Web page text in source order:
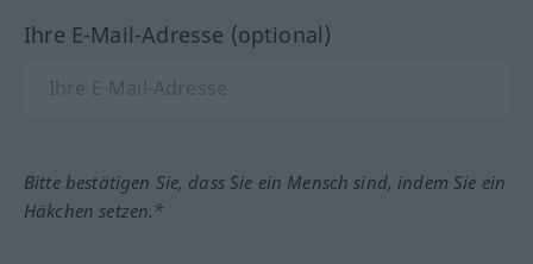
Ihre E-Mail-Adresse (optional)
Bitte bestätigen Sie, dass Sie ein Mensch sind, indem Sie ein
Häkchen setzen.*